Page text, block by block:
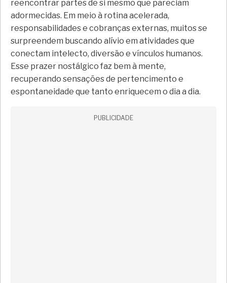
reencontrar partes de si mesmo que pareciam
adormecidas. Em meio à rotina acelerada,
responsabilidades e cobranças externas, muitos se
surpreendem buscando alívio em atividades que
conectam intelecto, diversão e vínculos humanos.
Esse prazer nostálgico faz bem à mente,
recuperando sensações de pertencimento e
espontaneidade que tanto enriquecem o dia a dia.
PUBLICIDADE